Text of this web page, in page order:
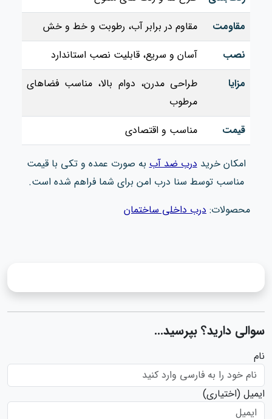
مقاومت
مقاوم در برابر آب، رطوبت و خط و خش
نصب
آسان و سریع، قابلیت نصب استاندارد
مزایا
طراحی مدرن، دوام بالا، مناسب فضاهای
مرطوب
قیمت
مناسب و اقتصادی
امکان خریددرب ضد آببه صورت عمده و تکی با قیمت
مناسب توسط سنا درب امن برای شما فراهم شده است.
محصولات: درب داخلی ساختمان
سوالی دارید؟ بپرسید...
نام
ایمیل (اختیاری)